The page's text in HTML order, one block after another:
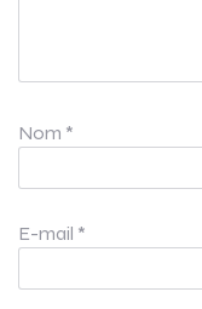
Nom *
E-mail *